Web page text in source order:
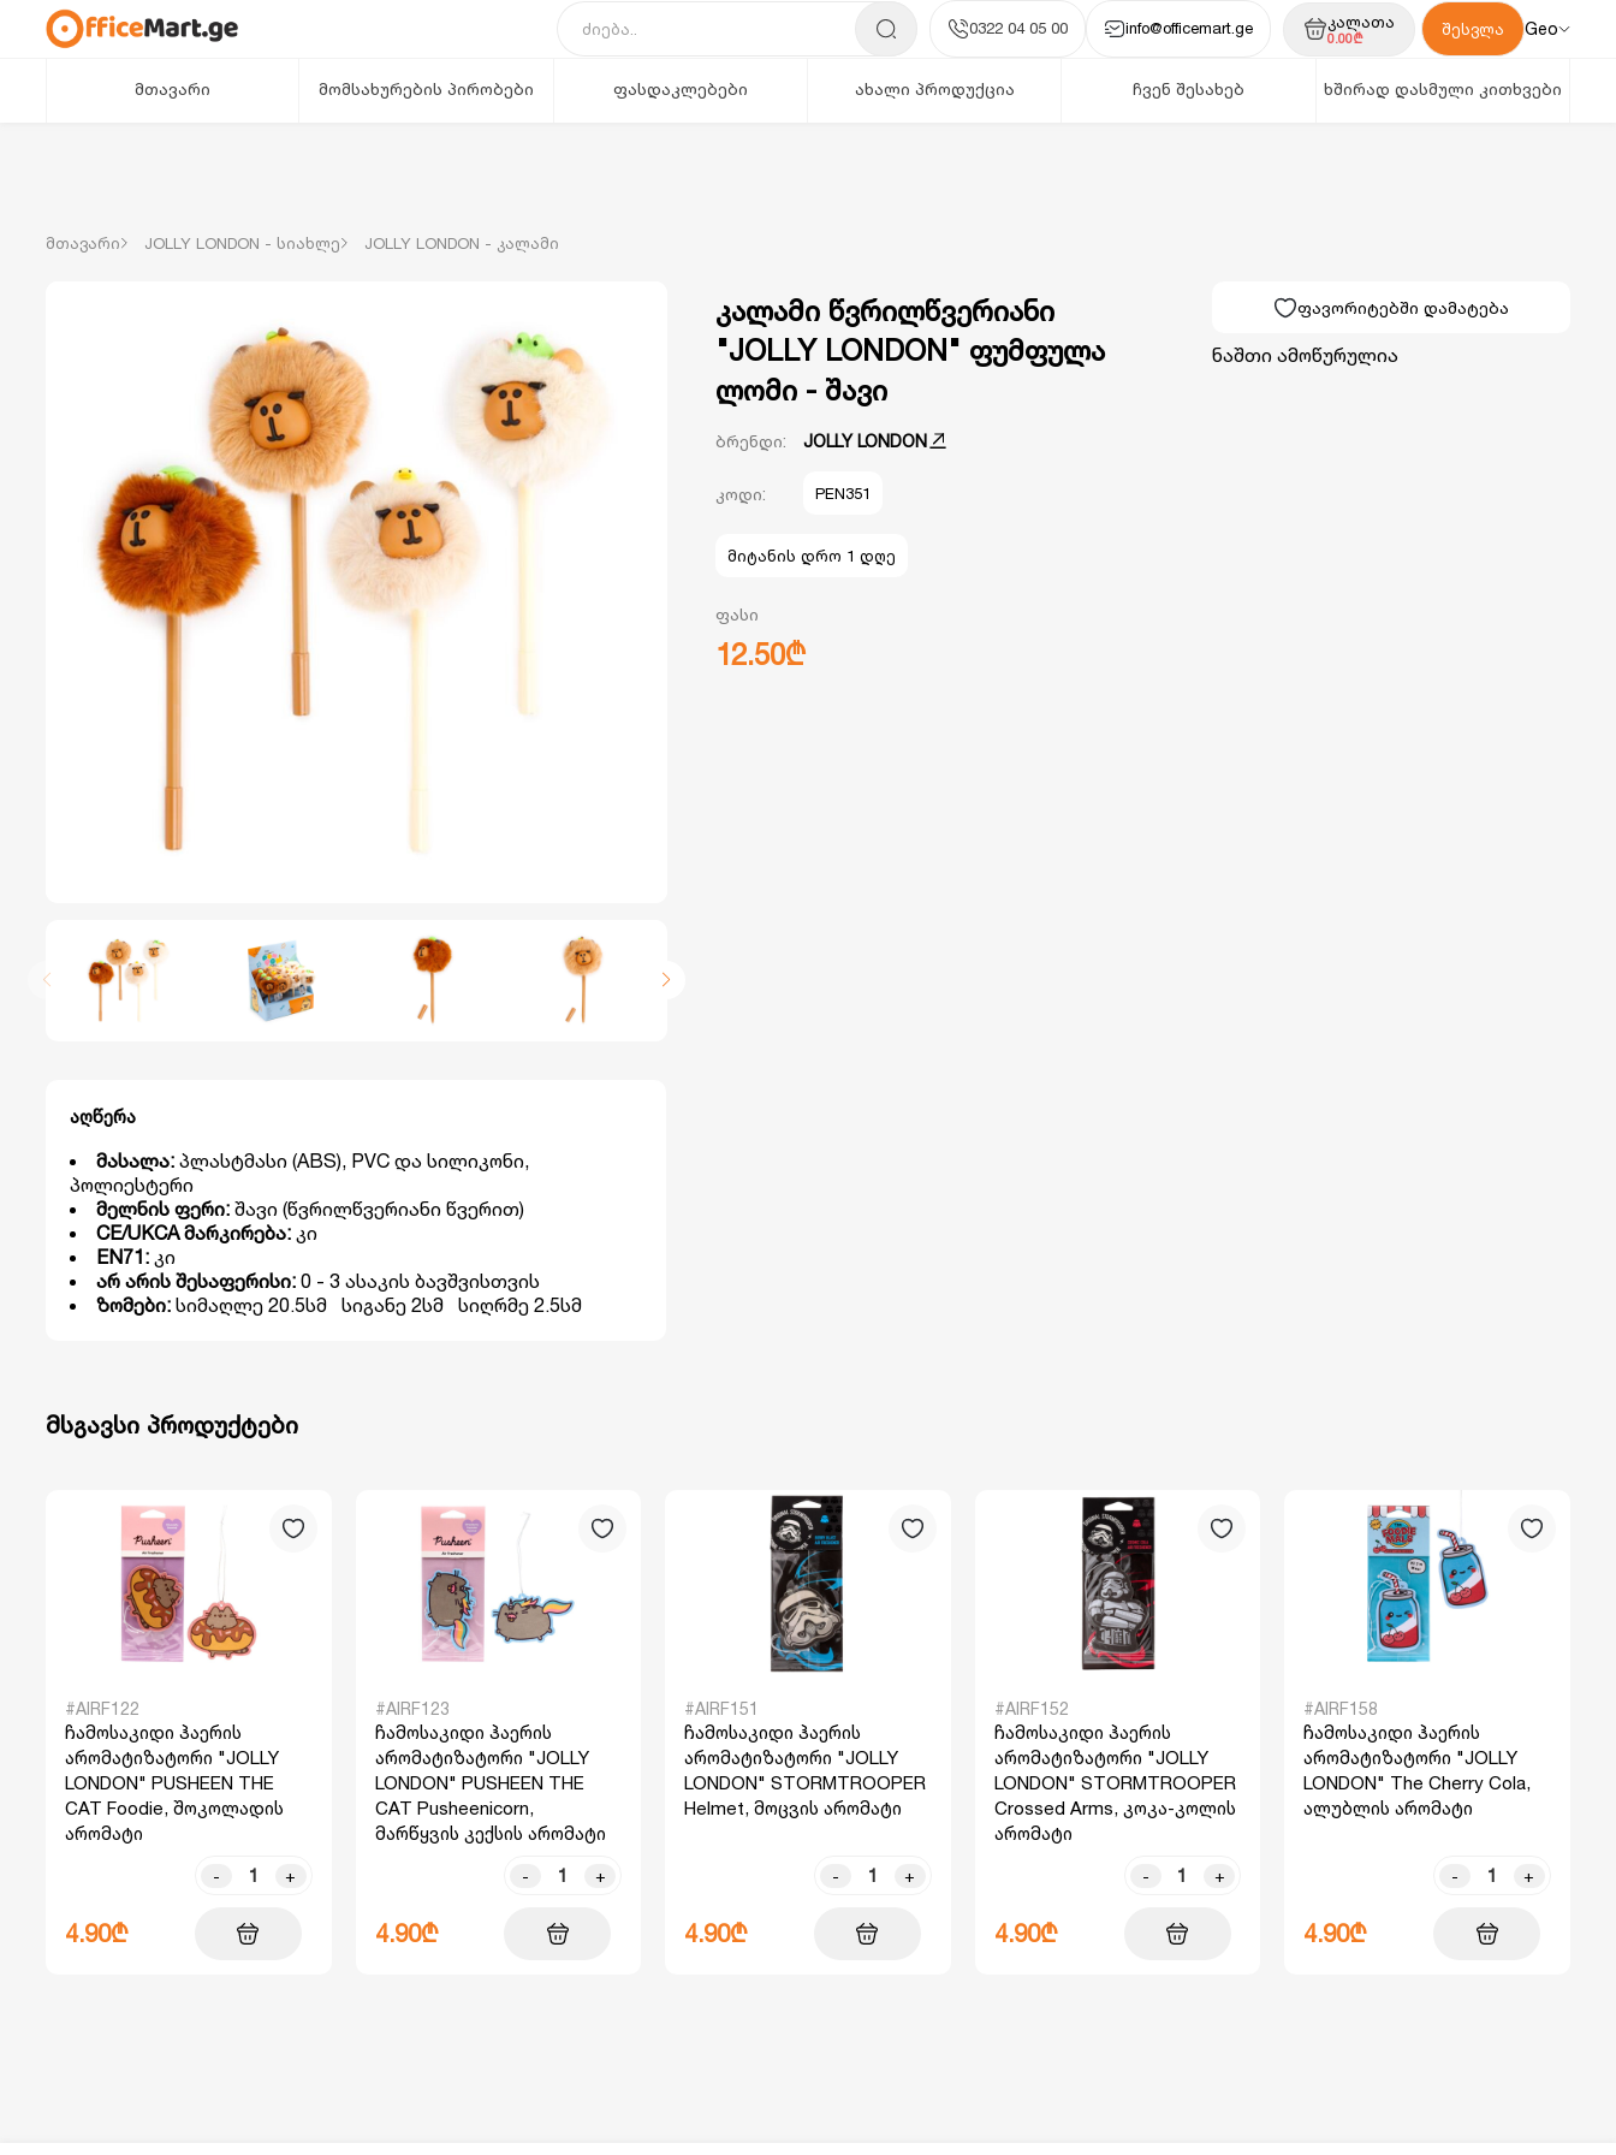
0322 04 05 00 info@officemart.ge კალათა
0.00₾ შესვლა Geo
მთავარი მომსახურების პირობები ფასდაკლებები ახალი პროდუქცია ჩვენ შესახებ ხშირად დასმული კითხვები
მთავარი JOLLY LONDON - სიახლე JOLLY LONDON - კალამი
კალამი წვრილწვერიანი
"JOLLY LONDON" ფუმფულა
ლომი - შავი
ბრენდი: JOLLY LONDON
კოდი: PEN351
მიტანის დრო 1 დღე
ფასი
12.50₾
ფავორიტებში დამატება
ნაშთი ამოწურულია
აღწერა
მასალა: პლასტმასი (ABS), PVC და სილიკონი,
პოლიესტერი
მელნის ფერი: შავი (წვრილწვერიანი წვერით)
CE/UKCA მარკირება: კი
EN71: კი
არ არის შესაფერისი: 0 - 3 ასაკის ბავშვისთვის
ზომები: სიმაღლე 20.5სმ სიგანე 2სმ სიღრმე 2.5სმ
მსგავსი პროდუქტები
#AIRF122
ჩამოსაკიდი ჰაერის
არომატიზატორი "JOLLY
LONDON" PUSHEEN THE
CAT Foodie, შოკოლადის
არომატი
- +
4.90₾
#AIRF123
ჩამოსაკიდი ჰაერის
არომატიზატორი "JOLLY
LONDON" PUSHEEN THE
CAT Pusheenicorn,
მარწყვის კექსის არომატი
- +
4.90₾
#AIRF151
ჩამოსაკიდი ჰაერის
არომატიზატორი "JOLLY
LONDON" STORMTROOPER
Helmet, მოცვის არომატი
- +
4.90₾
#AIRF152
ჩამოსაკიდი ჰაერის
არომატიზატორი "JOLLY
LONDON" STORMTROOPER
Crossed Arms, კოკა-კოლის
არომატი
- +
4.90₾
#AIRF158
ჩამოსაკიდი ჰაერის
არომატიზატორი "JOLLY
LONDON" The Cherry Cola,
ალუბლის არომატი
- +
4.90₾